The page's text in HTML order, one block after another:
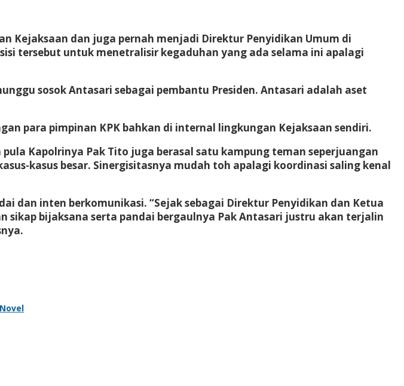
Kejaksaan dan juga pernah menjadi Direktur Penyidikan Umum di
tersebut untuk menetralisir kegaduhan yang ada selama ini apalagi
sosok Antasari sebagai pembantu Presiden. Antasari adalah aset
para pimpinan KPK bahkan di internal lingkungan Kejaksaan sendiri.
Kapolrinya Pak Tito juga berasal satu kampung teman seperjuangan
kasus besar. Sinergisitasnya mudah toh apalagi koordinasi saling kenal
dan inten berkomunikasi. “Sejak sebagai Direktur Penyidikan dan Ketua
sikap bijaksana serta pandai bergaulnya Pak Antasari justru akan terjalin